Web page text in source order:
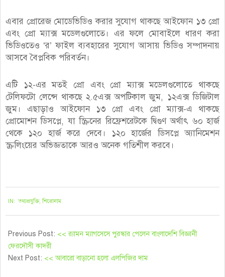
এবার প্রোরেজ মোডেভিডিও করার সুযোগ থাকছে আইফোন ১৩ প্রো
এবং প্রো ম্যাক্স মডেলগুলোতে। এর ফলে মোবাইলে ধারণ করা
ভিডিওতেও ‘র’ ফাইল ব্যবহারের সুযোগ আসায় ভিডিও সম্পাদনায়
আসবে বৈপ্লবিক পরিবর্তন।
এটি ১২-এর মতই প্রো এবং প্রো ম্যাক্স মডেলগুলোতে থাকছে
টেলিফটো লেন্সে থাকছে ২.৫এক্স অপটিকাল জুম, ১২এক্স ডিজিটাল
জুম। এছাড়াও আইফোন ১৩ প্রো এবং প্রো ম্যাক্স-এ থাকছে
প্রোমোশন ডিসপ্লে, যা স্ক্রিনের রিফ্রেশরেটকে দ্বিগুণ অর্থাৎ ৬০ হার্জ
থেকে ১২০ হার্জ করে দেবে। ১২০ হার্জের ডিসপ্লে অ্যানিমেশন
স্ক্রলিংয়ের অভিজ্ঞতাকে আরও অনেক গতিশীল করবে।
IN: তথ্যপ্রযুক্তি,শিরোনাম
Previous Post: << র‌্যামন ম্যাগসেসে পুরস্কার পেলেন বাংলাদেশি বিজ্ঞানী
ফেরদৌসী কাদরী
Next Post: << আবারো বাড়ানো হলো এলপিজির দাম